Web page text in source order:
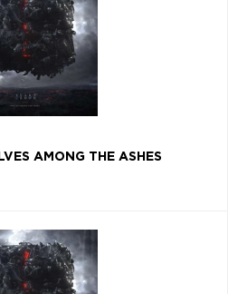
AMONG THE ASHES